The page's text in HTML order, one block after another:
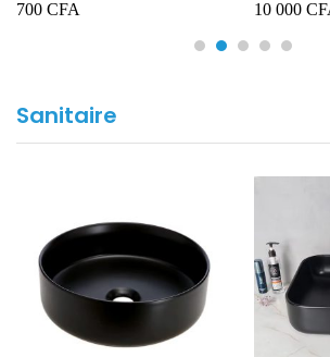
700 CFA 10 000
Sanitaire